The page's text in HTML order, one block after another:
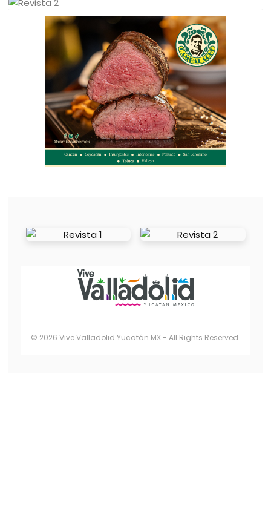
© 2026 Vive Valladolid Yucatán MX - All Rights Reserved.